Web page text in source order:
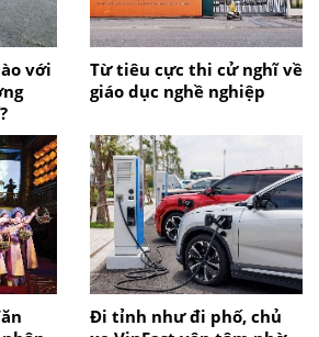
với
Từ tiêu cực thi cử nghĩ về
giáo dục nghề nghiệp
Đi tỉnh như đi phố, chủ